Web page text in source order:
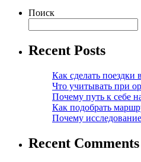
Поиск
Recent Posts
Как сделать
Что учитывать при
Почему путь к себе
Как подобрать
Почему
Recent Comments